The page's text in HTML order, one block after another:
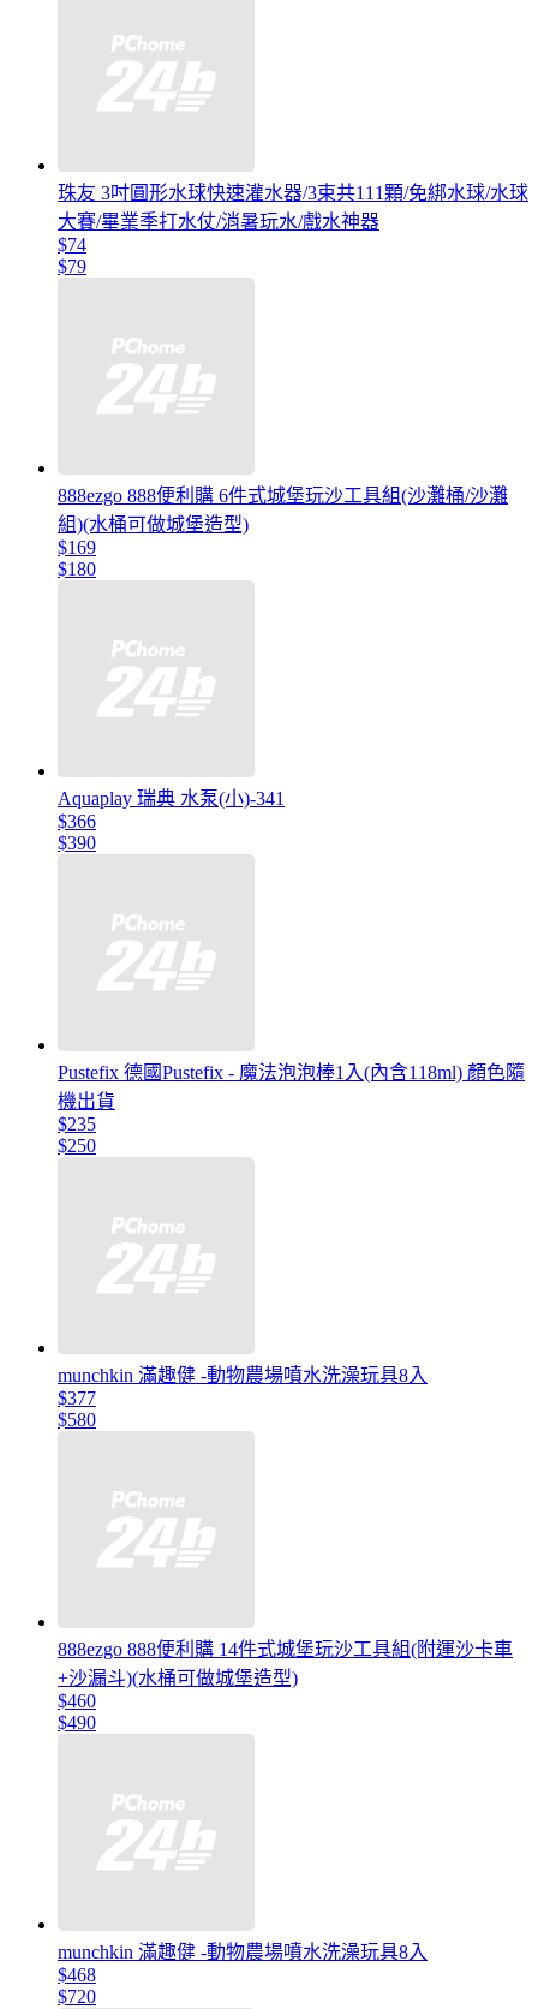
珠友 3吋圓形水球快速灌水器/3束共111顆/免綁水球/水球
大賽/畢業季打水仗/消暑玩水/戲水神器
$74
$79
888ezgo 888便利購 6件式城堡玩沙工具組(沙灘桶/沙灘
組)(水桶可做城堡造型)
$169
$180
Aquaplay 瑞典 水泵(小)-341
$366
$390
Pustefix 德國Pustefix - 魔法泡泡棒1入(內含118ml) 顏色隨
機出貨
$235
$250
munchkin 滿趣健 -動物農場噴水洗澡玩具8入
$377
$580
888ezgo 888便利購 14件式城堡玩沙工具組(附運沙卡車
+沙漏斗)(水桶可做城堡造型)
$460
$490
munchkin 滿趣健 -動物農場噴水洗澡玩具8入
$468
$720